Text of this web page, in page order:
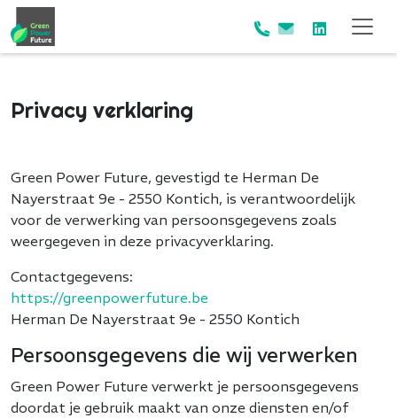
Privacy verklaring
Green Power Future, gevestigd te Herman De
Nayerstraat 9e - 2550 Kontich, is verantwoordelijk
voor de verwerking van persoonsgegevens zoals
weergegeven in deze privacyverklaring.
Contactgegevens:
https://greenpowerfuture.be
Herman De Nayerstraat 9e - 2550 Kontich
Persoonsgegevens die wij verwerken
Green Power Future verwerkt je persoonsgegevens
doordat je gebruik maakt van onze diensten en/of